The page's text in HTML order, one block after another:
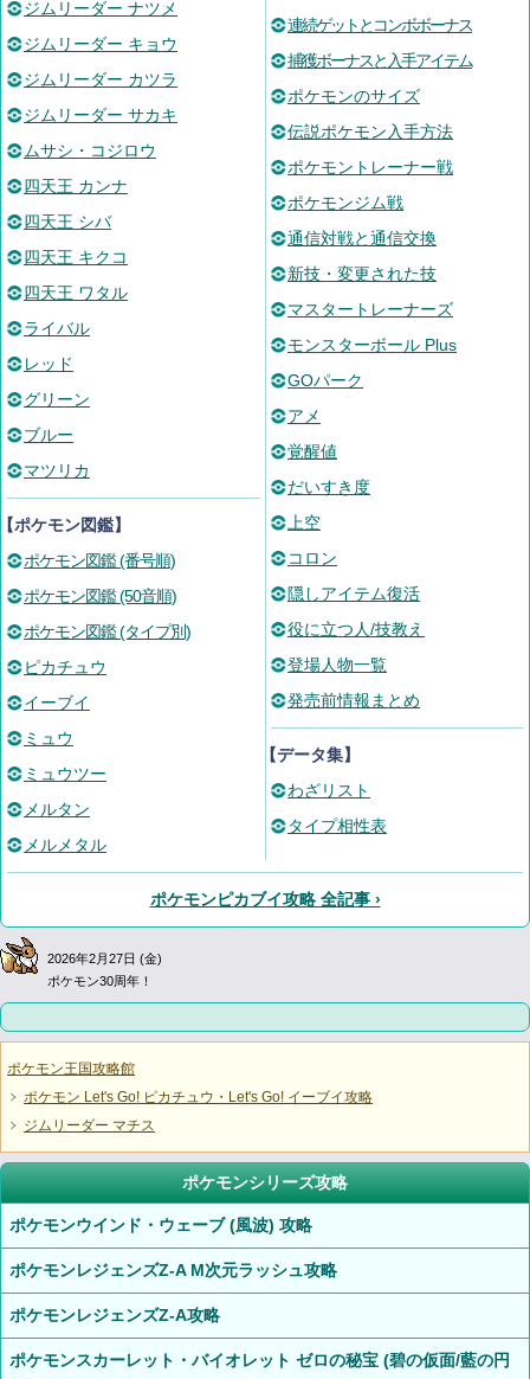
ジムリーダー ナツメ
ジムリーダー キョウ
ジムリーダー カツラ
ジムリーダー サカキ
ムサシ・コジロウ
四天王 カンナ
四天王 シバ
四天王 キクコ
四天王 ワタル
ライバル
レッド
グリーン
ブルー
マツリカ
ポケモン図鑑】
ポケモン図鑑 (番号順)
ポケモン図鑑 (50音順)
ポケモン図鑑 (タイプ別)
ピカチュウ
イーブイ
ミュウ
ミュウツー
メルタン
メルメタル
連続ゲットとコンボボーナス
捕獲ボーナスと入手アイテム
ポケモンのサイズ
伝説ポケモン入手方法
ポケモントレーナー戦
ポケモンジム戦
通信対戦と通信交換
新技・変更された技
マスタートレーナーズ
モンスターボール Plus
GOパーク
アメ
覚醒値
だいすき度
上空
コロン
隠しアイテム復活
役に立つ人/技教え
登場人物一覧
発売前情報まとめ
【データ集】
わざリスト
タイプ相性表
ポケモンピカブイ攻略 全記事 ›
2026年2月27日 (金)
ポケモン30周年！
ポケモン王国攻略館
ポケモン Let's Go! ピカチュウ・Let's Go! イーブイ攻略
ジムリーダー マチス
ポケモンシリーズ攻略
ポケモンウインド・ウェーブ (風波) 攻略
ポケモンレジェンズZ-A M次元ラッシュ攻略
ポケモンレジェンズZ-A攻略
ポケモンスカーレット・バイオレット ゼロの秘宝 (碧の仮面/藍の円